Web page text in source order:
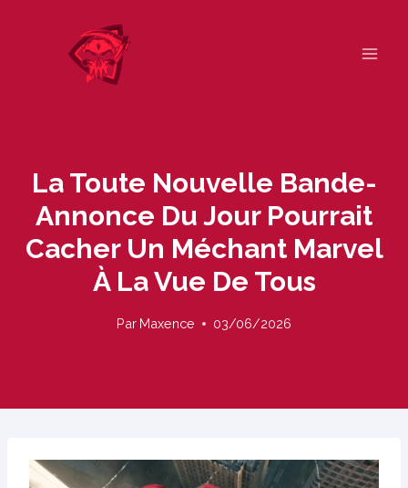
La Toute Nouvelle Bande-
Annonce Du Jour Pourrait
Cacher Un Méchant Marvel
À La Vue De Tous
Par Maxence 03/06/2026